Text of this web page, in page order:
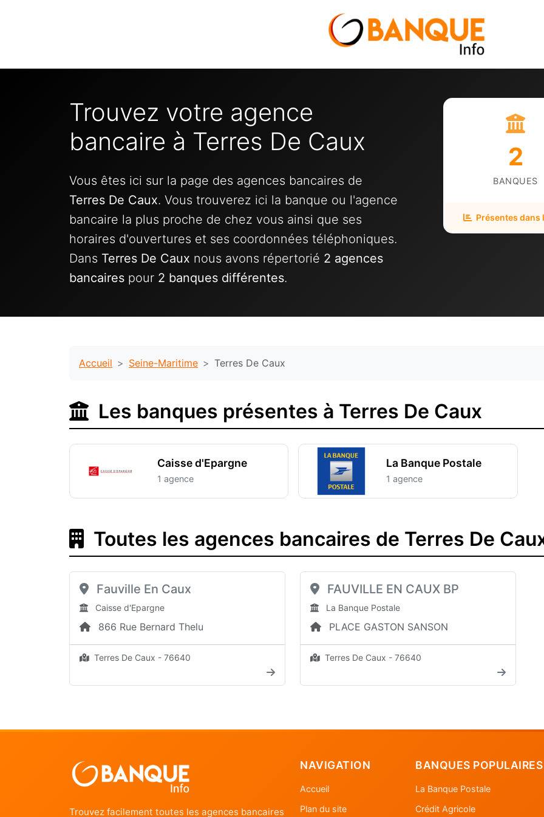
Trouvez votre agence
bancaire à Terres De Caux
Vous êtes ici sur la page des agences bancaires de
Terres De Caux. Vous trouverez ici la banque ou l'agence
bancaire la plus proche de chez vous ainsi que ses
horaires d'ouvertures et ses coordonnées téléphoniques.
Dans Terres De Caux nous avons répertorié 2 agences
bancaires pour 2 banques différentes.
2
BANQUES
Présentes dans
Accueil Seine-Maritime Terres De Caux
Les banques présentes à Terres De Caux
Caisse d'Epargne
1 agence
La Banque Postale
1 agence
Toutes les agences bancaires de Terres De
Fauville En Caux
Caisse d'Epargne
866 Rue Bernard Thelu
Terres De Caux - 76640
FAUVILLE EN CAUX BP
La Banque Postale
PLACE GASTON SANSON
Terres De Caux - 76640
Trouvez facilement toutes les agences bancaires
NAVIGATION
Accueil
Plan du site
BANQUES POPULAIRES
La Banque Postale
Crédit Agricole